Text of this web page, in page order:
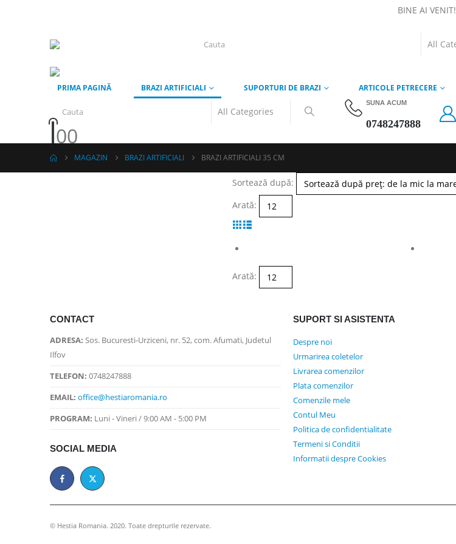
BINE AI VENIT!
PRIMA PAGINĂ BRAZI ARTIFICIALI SUPORTURI DE BRAZI ARTICOLE PETRECERE
SUNA ACUM
0748247888
00
MAGAZIN BRAZI ARTIFICIALI BRAZI ARTIFICIALI 35 CM
Sortează după:
Arată:
Arată:
CONTACT
ADRESA: Sos. Bucuresti-Urziceni, nr. 52, com. Afumati, Judetul
Ilfov
TELEFON: 0748247888
EMAIL: office@hestiaromania.ro
PROGRAM: Luni - Vineri / 9:00 AM - 5:00 PM
SOCIAL MEDIA
SUPORT SI ASISTENTA
Despre noi
Urmarirea coletelor
Livrarea comenzilor
Plata comenzilor
Comenzile mele
Contul Meu
Politica de confidentialitate
Termeni si Conditii
Informatii despre Cookies
© Hestia Romania. 2020. Toate drepturile rezervate.